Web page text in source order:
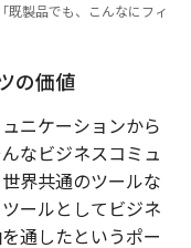
既製品でも、こんなにフィ
の価値
ニケーションから
なビジネスコミュ
界共通のツールな
ールとしてビジネ
通したというポー